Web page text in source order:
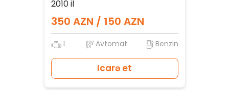
Traveqo
2010 il
350 AZN / 150 AZN
L Avtomat Benzin
Icarə et